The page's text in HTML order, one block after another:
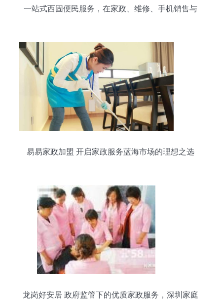
一站式西固便民服务，在家政、维修、手机销售与
易易家政加盟 开启家政服务蓝海市场的理想之选
龙岗好安居 政府监管下的优质家政服务，深圳家庭